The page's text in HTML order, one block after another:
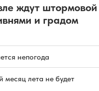
ждут штормовой
и градом
непогода
месяц лета не будет